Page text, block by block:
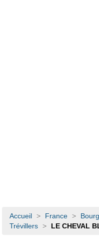
Accueil > France >
Trévillers > LE CHEVAL